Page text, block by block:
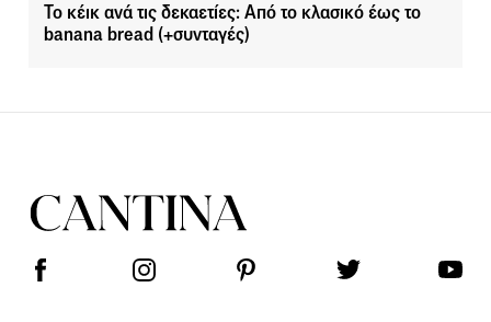
Το κέικ ανά τις δεκαετίες: Από το κλασικό έως το
banana bread (+συνταγές)